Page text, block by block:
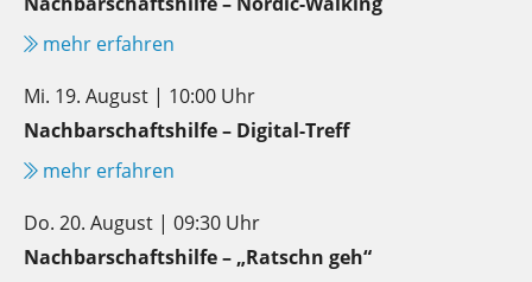
mehr erfahren
Mi. 19. August | 10:00 Uhr
Nachbarschaftshilfe – Digital-Treff
mehr erfahren
Do. 20. August | 09:30 Uhr
Nachbarschaftshilfe – „Ratschn geh“